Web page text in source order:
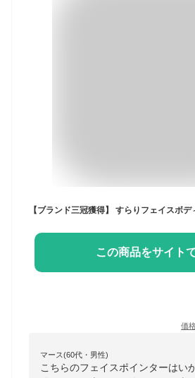
この商品をサイト
価
マース(60代・男性)
こちらのフェイスポインターはい